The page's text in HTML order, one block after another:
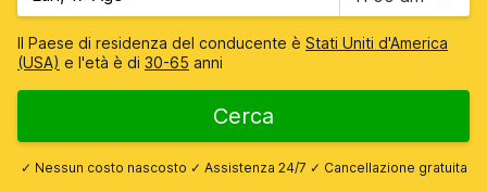
Il Paese di residenza del conducente è Stati Uniti d'America
(USA) e l'età è di 30-65 anni
Cerca
✓ Nessun costo nascosto ✓ Assistenza 24/7 ✓ Cancellazione gratuita